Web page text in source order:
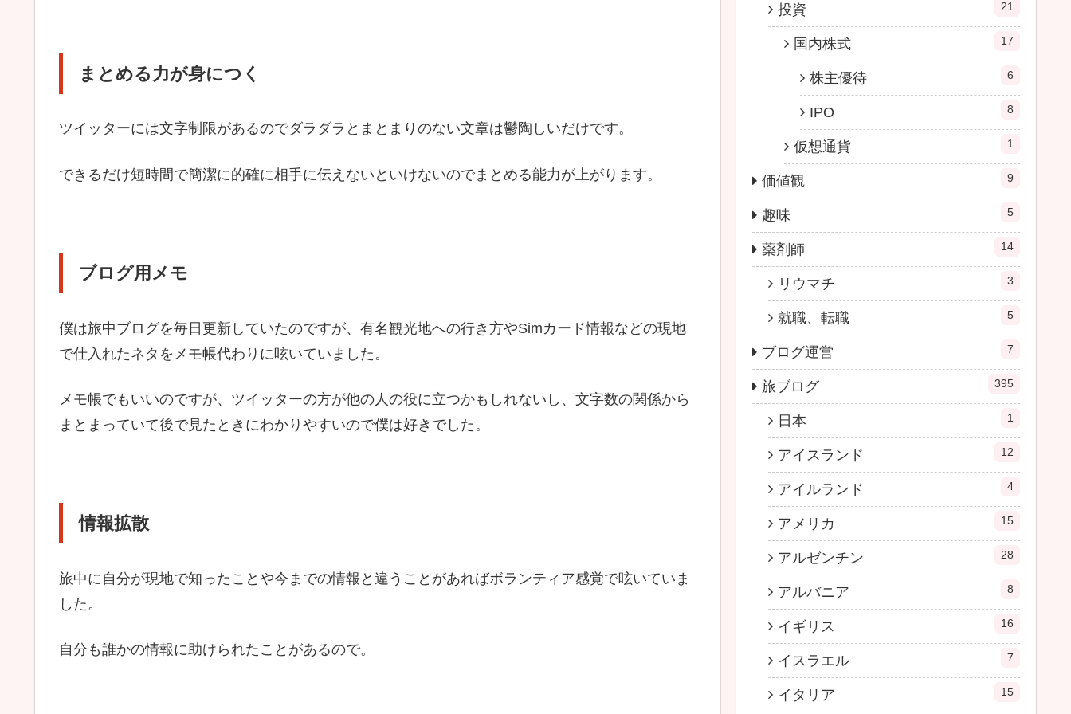
まとめる力が身につく
ツイッターには文字制限があるのでダラダラとまとまりのない文章は鬱陶しいだけです。
できるだけ短時間で簡潔に的確に相手に伝えないといけないのでまとめる能力が上がります。
ブログ用メモ
僕は旅中ブログを毎日更新していたのですが、有名観光地への行き方やSimカード情報などの現地
で仕入れたネタをメモ帳代わりに呟いていました。
メモ帳でもいいのですが、ツイッターの方が他の人の役に立つかもしれないし、文字数の関係から
まとまっていて後で見たときにわかりやすいので僕は好きでした。
情報拡散
旅中に自分が現地で知ったことや今までの情報と違うことがあればボランティア感覚で呟いていま
した。
自分も誰かの情報に助けられたことがあるので。
投資 21
国内株式 17
株主優待 6
IPO 8
仮想通貨 1
価値観 9
趣味 5
薬剤師 14
リウマチ 3
就職、転職 5
ブログ運営 7
旅ブログ 395
日本 1
アイスランド 12
アイルランド 4
アメリカ 15
アルゼンチン 28
アルバニア 8
イギリス 16
イスラエル 7
イタリア 15